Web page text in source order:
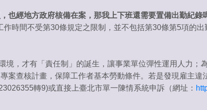
也經地方政府核備在案，那我上下班還需要置備出勤紀錄
間不受第30條規定之限制，並不包括第30條第5項的出
，才有「責任制」的誕生，讓事業單位彈性運用人力；
案查核計畫，保障工作者基本勞動條件。若是發現雇主違
轉9)或直接上臺北市單一陳情系統申訴（網址：